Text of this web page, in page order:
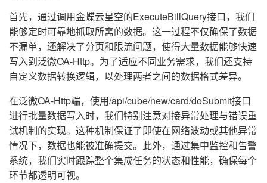
首先，通过调用金蝶云星空的ExecuteBillQuery接口，我们
能够定时可靠地抓取所需的数据。这一过程不仅确保了数据
不漏单，还解决了分页和限流问题，使得大量数据能够快速
写入到泛微OA-Http。为了适应不同业务需求，我们还支持
自定义数据转换逻辑，以处理两者之间的数据格式差异。
在泛微OA-Http端，使用/api/cube/new/card/doSubmit接口
进行批量数据写入时，我们特别注意对接异常处理与错误重
试机制的实现。这种机制保证了即使在网络波动或其他异常
情况下，数据也能被准确提交。此外，通过集中监控和告警
系统，我们实时跟踪整个集成任务的状态和性能，确保每个
环节都透明可视。